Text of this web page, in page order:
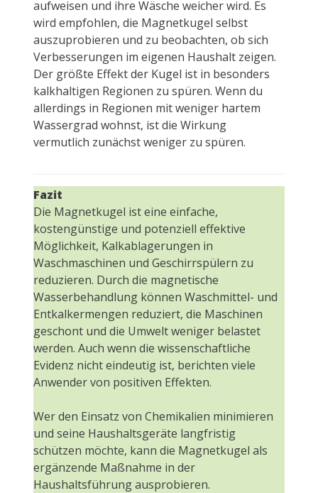
aufweisen und ihre Wäsche weicher wird. Es
wird empfohlen, die Magnetkugel selbst
auszuprobieren und zu beobachten, ob sich
Verbesserungen im eigenen Haushalt zeigen.
Der größte Effekt der Kugel ist in besonders
kalkhaltigen Regionen zu spüren. Wenn du
allerdings in Regionen mit weniger hartem
Wassergrad wohnst, ist die Wirkung
vermutlich zunächst weniger zu spüren.
Fazit
Die Magnetkugel ist eine einfache,
kostengünstige und potenziell effektive
Möglichkeit, Kalkablagerungen in
Waschmaschinen und Geschirrspülern zu
reduzieren. Durch die magnetische
Wasserbehandlung können Waschmittel- und
Entkalkermengen reduziert, die Maschinen
geschont und die Umwelt weniger belastet
werden. Auch wenn die wissenschaftliche
Evidenz nicht eindeutig ist, berichten viele
Anwender von positiven Effekten.
Wer den Einsatz von Chemikalien minimieren
und seine Haushaltsgeräte langfristig
schützen möchte, kann die Magnetkugel als
ergänzende Maßnahme in der
Haushaltsführung ausprobieren.